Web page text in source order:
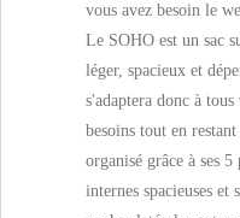
vous avez besoin le
Le SOHO est un sac
léger, spacieux et
s'adaptera donc à tous
besoins tout en
organisé grâce à ses 5
internes spacieuses et